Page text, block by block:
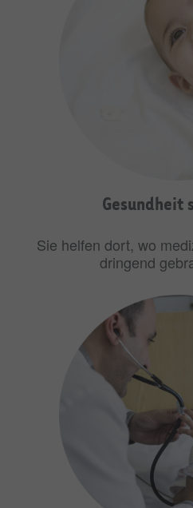
Gesundheit
Sie helfen dort, wo
dringend